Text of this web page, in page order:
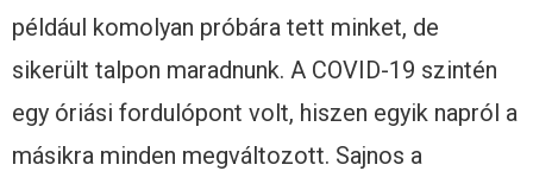
például komolyan próbára tett minket, de
sikerült talpon maradnunk. A COVID-19 szintén
egy óriási fordulópont volt, hiszen egyik napról a
másikra minden megváltozott. Sajnos a